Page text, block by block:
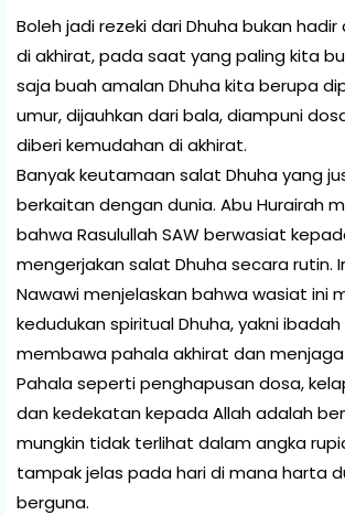
Boleh jadi rezeki dari Dhuha bukan
di akhirat, pada saat yang paling kita
saja buah amalan Dhuha kita berupa
umur, dijauhkan dari bala, diampuni
diberi kemudahan di akhirat.
Banyak keutamaan salat Dhuha yang
berkaitan dengan dunia. Abu Hurairah
bahwa Rasulullah SAW berwasiat
mengerjakan salat Dhuha secara rutin.
Nawawi menjelaskan bahwa wasiat ini
kedudukan spiritual Dhuha, yakni
membawa pahala akhirat dan menjaga
Pahala seperti penghapusan dosa,
dan kedekatan kepada Allah adalah
mungkin tidak terlihat dalam angka
tampak jelas pada hari di mana harta
berguna.